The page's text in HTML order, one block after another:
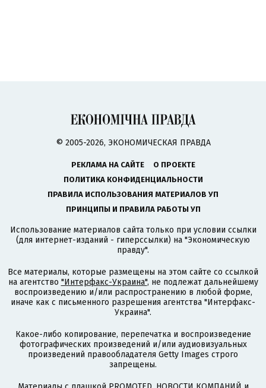
© 2005-2026, ЭКОНОМИЧЕСКАЯ ПРАВДА
РЕКЛАМА НА САЙТЕ
О ПРОЕКТЕ
ПОЛИТИКА КОНФИДЕНЦИАЛЬНОСТИ
ПРАВИЛА ИСПОЛЬЗОВАНИЯ МАТЕРИАЛОВ УП
ПРИНЦИПЫ И ПРАВИЛА РАБОТЫ УП
Использование материалов сайта только при условии ссылки
(для интернет-изданий - гиперссылки) на "Экономическую
правду".
Все материалы, которые размещены на этом сайте со ссылкой
на агентство "Интерфакс-Украина", не подлежат дальнейшему
воспроизведению и/или распространению в любой форме,
иначе как с письменного разрешения агентства "Интерфакс-
Украина".
Какое-либо копирование, перепечатка и воспроизведение
фотографических произведений и/или аудиовизуальных
произведений правообладателя Getty Images строго
запрещены.